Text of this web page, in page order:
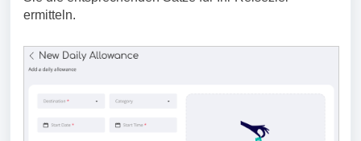
ermitteln.